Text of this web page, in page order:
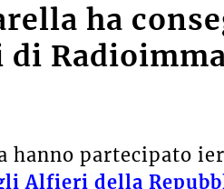
ha
di
hanno partecipato
Alfieri della